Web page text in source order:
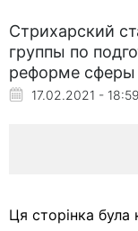
Стрихарский
группы по
реформе сферы
17.02.2021 - 18:59
Ця сторінка була